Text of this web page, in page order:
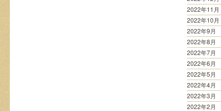
2022年11月
2022年10月
2022年9月
2022年8月
2022年7月
2022年6月
2022年5月
2022年4月
2022年3月
2022年2月